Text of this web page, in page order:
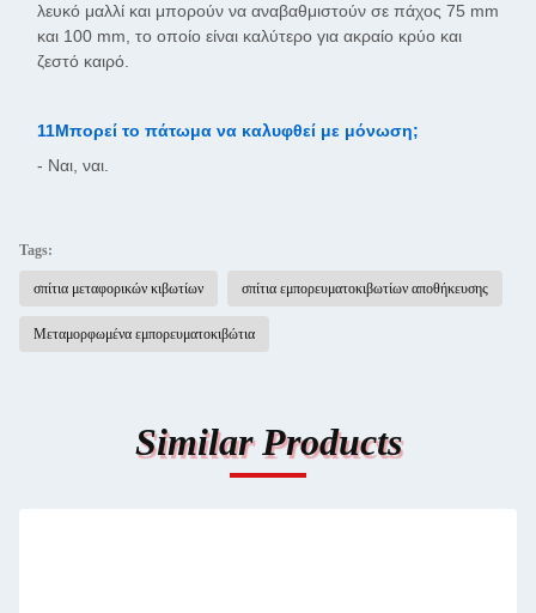
λευκό μαλλί και μπορούν να αναβαθμιστούν σε πάχος 75 mm
και 100 mm, το οποίο είναι καλύτερο για ακραίο κρύο και
ζεστό καιρό.
11Μπορεί το πάτωμα να καλυφθεί με μόνωση;
- Ναι, ναι.
Tags:
σπίτια μεταφορικών κιβωτίων σπίτια εμπορευματοκιβωτίων αποθήκευσης
Μεταμορφωμένα εμπορευματοκιβώτια
Similar Products